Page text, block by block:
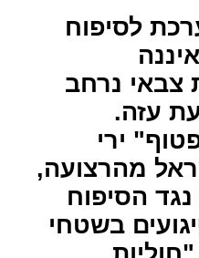
לסיפוח
צבאי נרחב
עזה.
ירי
מהרצועה,
נגד הסיפוח
בשטחי